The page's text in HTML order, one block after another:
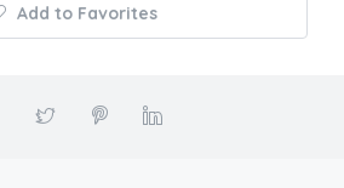
Add to Favorites